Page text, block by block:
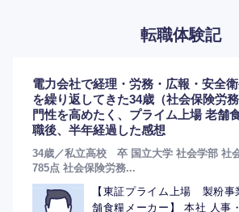
転職体験記
電力会社で経理・労務・広報・安全
を繰り返してきた34歳（社会保険労
門性を高めたく、プライム上場 老舗
職後、半年経過した感想
34歳／私立高校 卒 国立大学 社会学部 社
785点 社会保険労務...
【東証プライム上場 製粉事
舗食糧メーカー】 本社 人事